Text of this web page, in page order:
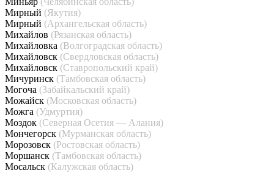
Мирный (Якутия)
Мирный (Архангельская область)
Михайлов (Рязанская область)
Михайловка (Волгоградская область)
Михайловск (Свердловская область)
Михайловск (Ставропольский край)
Мичуринск (Тамбовская область)
Могоча (Забайкальский край)
Можайск (Московская область)
Можга (Удмуртия)
Моздок (Северная Осетия — Алания)
Мончегорск (Мурманская область)
Морозовск (Ростовская область)
Моршанск (Тамбовская область)
Мосальск (Калужская область)